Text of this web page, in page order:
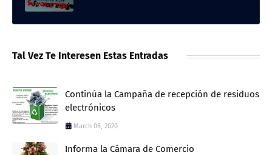
Tal Vez Te Interesen Estas Entradas
Continúa la Campaña de recepción de residuos
electrónicos
March 06, 2020
Informa la Cámara de Comercio